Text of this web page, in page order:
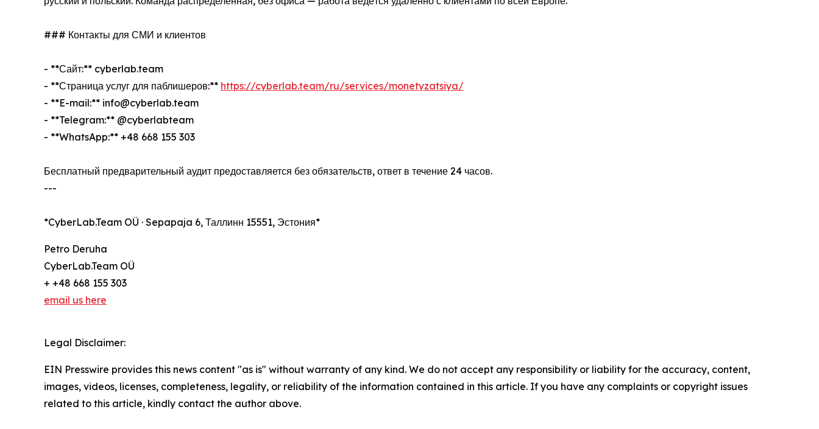
### Контакты для СМИ и клиентов
- **Сайт:** cyberlab.team
- **Страница услуг для паблишеров:** https://cyberlab.team/ru/services/monetyzatsiya/
- **E-mail:** info@cyberlab.team
- **Telegram:** @cyberlabteam
- **WhatsApp:** +48 668 155 303
Бесплатный предварительный аудит предоставляется без обязательств, ответ в течение 24 часов.
---
*CyberLab.Team OÜ · Sepapaja 6, Таллинн 15551, Эстония*
Petro Deruha
CyberLab.Team OÜ
+ +48 668 155 303
email us here
Legal Disclaimer:
EIN Presswire provides this news content "as is" without warranty of any kind. We do not accept any responsibility or liability for the accuracy, content,
images, videos, licenses, completeness, legality, or reliability of the information contained in this article. If you have any complaints or copyright issues
related to this article, kindly contact the author above.